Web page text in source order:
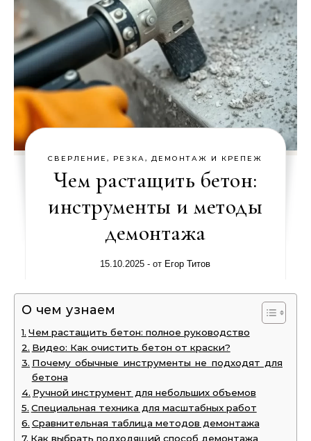
СВЕРЛЕНИЕ, РЕЗКА, ДЕМОНТАЖ И КРЕПЕЖ
Чем растащить бетон:
инструменты и методы
демонтажа
15.10.2025 - от Егор Титов
О чем узнаем
Чем растащить бетон: полное руководство
Видео: Как очистить бетон от краски?
Почему обычные инструменты не подходят для
бетона
Ручной инструмент для небольших объемов
Специальная техника для масштабных работ
Сравнительная таблица методов демонтажа
Как выбрать подходящий способ демонтажа